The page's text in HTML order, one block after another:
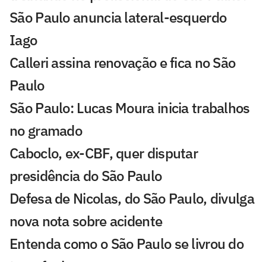
São Paulo anuncia lateral-esquerdo
Iago
Calleri assina renovação e fica no São
Paulo
São Paulo: Lucas Moura inicia trabalhos
no gramado
Caboclo, ex-CBF, quer disputar
presidência do São Paulo
Defesa de Nicolas, do São Paulo, divulga
nova nota sobre acidente
Entenda como o São Paulo se livrou do